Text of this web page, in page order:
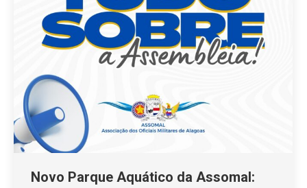
Novo Parque Aquático da Assomal: